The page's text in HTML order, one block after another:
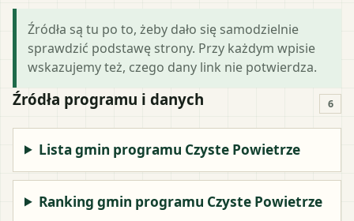
Źródła są tu po to, żeby dało się samodzielnie
sprawdzić podstawę strony. Przy każdym wpisie
wskazujemy też, czego dany link nie potwierdza.
Źródła programu i danych 6
Lista gmin programu Czyste Powietrze
Ranking gmin programu Czyste Powietrze